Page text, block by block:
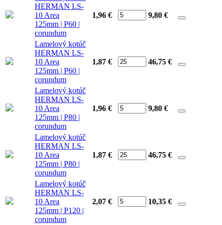
HERMAN LS-
10 Area
125mm | P60 |
corundum
1,96 € 9,80 €
Lamelový kotúč
HERMAN LS-
10 Area
125mm | P60 |
corundum
1,87 € 46,75 €
Lamelový kotúč
HERMAN LS-
10 Area
125mm | P80 |
corundum
1,96 € 9,80 €
Lamelový kotúč
HERMAN LS-
10 Area
125mm | P80 |
corundum
1,87 € 46,75 €
Lamelový kotúč
HERMAN LS-
10 Area
125mm | P120 |
corundum
2,07 € 10,35 €